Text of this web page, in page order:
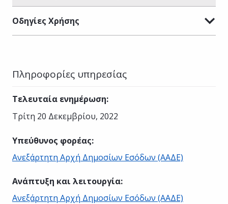
Οδηγίες Χρήσης
Πληροφορίες υπηρεσίας
Τελευταία ενημέρωση:
Τρίτη 20 Δεκεμβρίου, 2022
Υπεύθυνος φορέας:
Ανεξάρτητη Αρχή Δημοσίων Εσόδων (ΑΑΔΕ)
Ανάπτυξη και λειτουργία:
Ανεξάρτητη Αρχή Δημοσίων Εσόδων (ΑΑΔΕ)